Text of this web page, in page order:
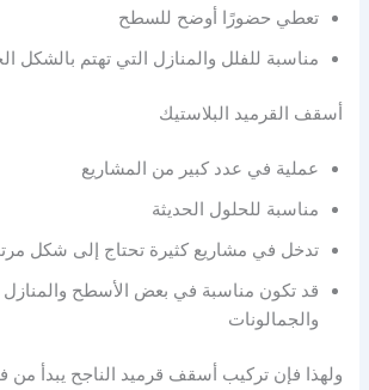
تعطي حضورًا أوضح للسطح
مناسبة للفلل والمنازل التي تهتم بالشكل
أسقف القرميد البلاستيك
عملية في عدد كبير من المشاريع
مناسبة للحلول الحديثة
تدخل في مشاريع كثيرة تحتاج إلى شكل
قد تكون مناسبة في بعض الأسطح والمنازل
والجمالونات
ولهذا فإن تركيب أسقف قرميد الناجح يبدأ من